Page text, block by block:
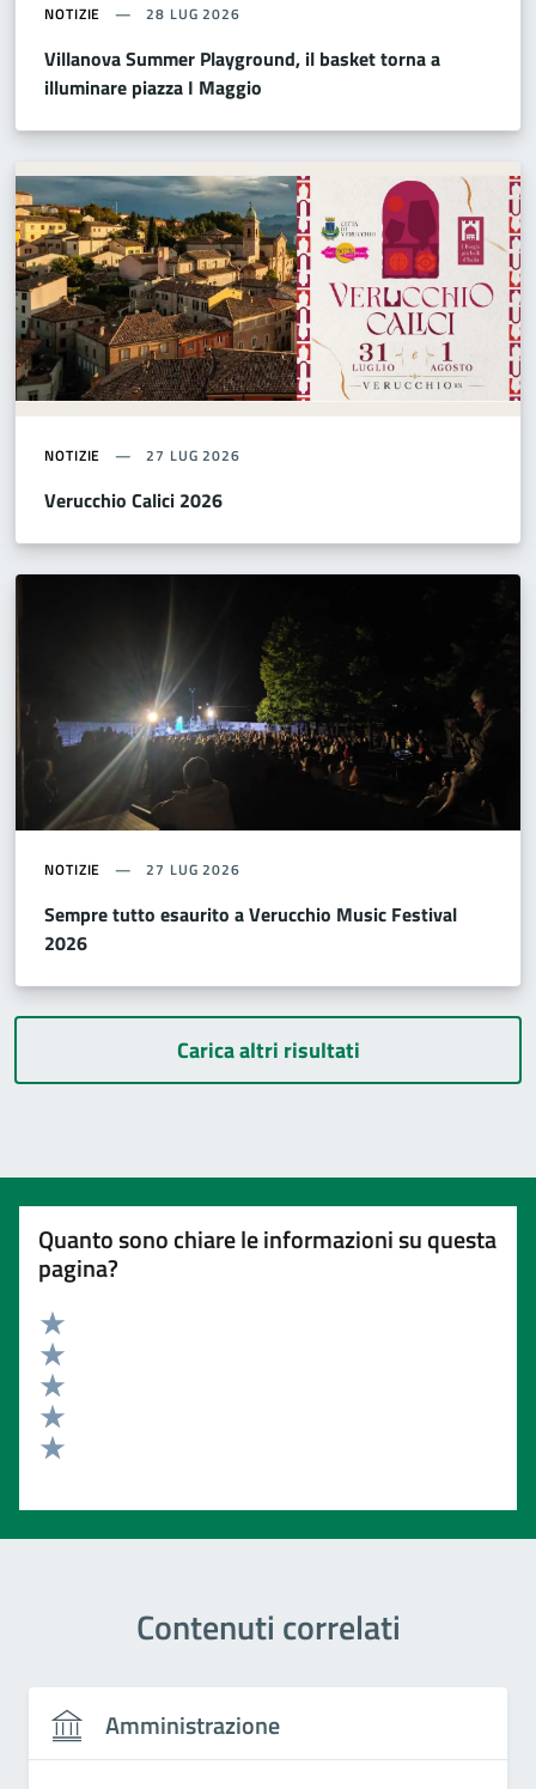
NOTIZIE 28 LUG 2026
Villanova Summer Playground, il basket torna a
illuminare piazza I Maggio
NOTIZIE 27 LUG 2026
Verucchio Calici 2026
NOTIZIE 27 LUG 2026
Sempre tutto esaurito a Verucchio Music Festival
2026
Carica altri risultati
Quanto sono chiare le informazioni su questa
pagina?
Valuta 5 stelle su 5
Valuta 4 stelle su 5
Valuta 3 stelle su 5
Valuta 2 stelle su 5
Contenuti correlati
Amministrazione